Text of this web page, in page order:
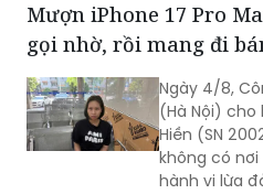
Mượn iPhone 17 Pro
gọi nhờ, rồi mang đi
Ngày 4/8,
(Hà Nội)
Hiền (SN
không có
hành vi lừa